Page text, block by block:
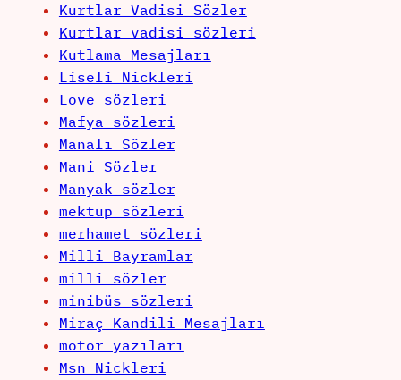
Kurtlar Vadisi Sözler
Kurtlar vadisi sözleri
Kutlama Mesajları
Liseli Nickleri
Love sözleri
Mafya sözleri
Manalı Sözler
Mani Sözler
Manyak sözler
mektup sözleri
merhamet sözleri
Milli Bayramlar
milli sözler
minibüs sözleri
Miraç Kandili Mesajları
motor yazıları
Msn Nickleri